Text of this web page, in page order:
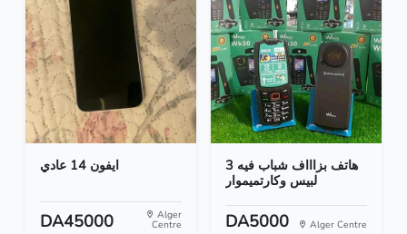
ايفون 14 عادي
DA45000 Alger
Centre
هاتف بزاااف شباب فيه 3
لبيس وكارتميموار
DA5000 Alger Centre